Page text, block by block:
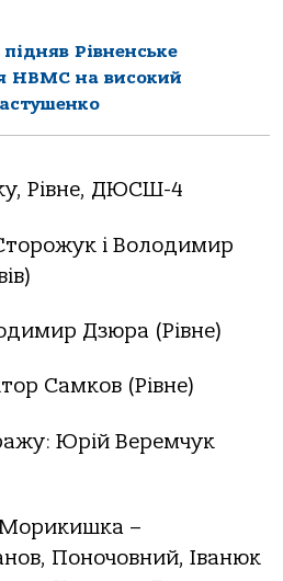
Рівненське
НВМС на високий
Рівне, ДЮСШ-4
і Володимир
Дзюра (Рівне)
Самков (Рівне)
Юрій Веремчук
Морикишка –
Поночовний, Іванюк